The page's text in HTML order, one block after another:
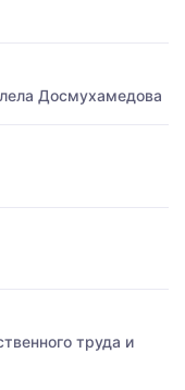
Досмухамедова
труда и